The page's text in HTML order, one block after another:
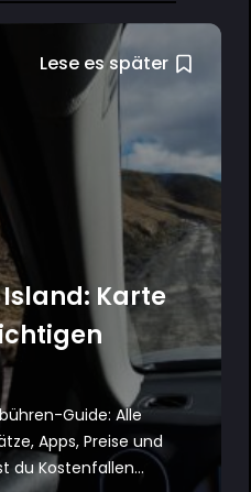
Lese es später
Karte
Guide: Alle
Apps, Preise und
du Kostenfallen...